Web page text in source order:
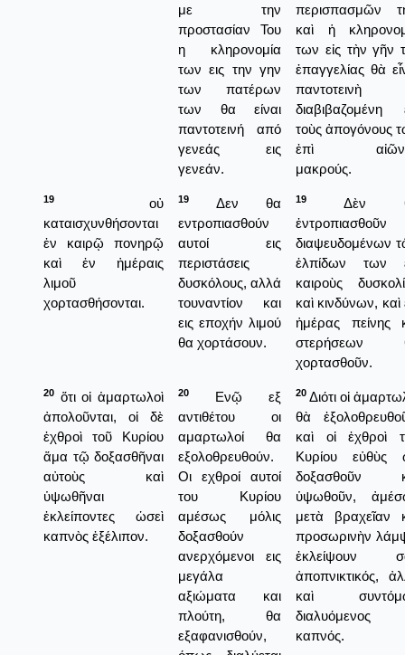
με την
προστασίαν Του
η κληρονομία
των εις την γην
των πατέρων
των θα είναι
παντοτεινή από
γενεάς εις
γενεάν.
περισπασμῶν
καὶ ἡ
των εἰς τὴν γῆν
ἐπαγγελίας θὰ
παντοτεινὴ
διαβιβαζομένη
τοὺς ἀπογόνους
ἐπὶ
μακρούς.
19
οὐ
καταισχυνθήσονται
ἐν καιρῷ πονηρῷ
καὶ ἐν ἡμέραις
λιμοῦ
χορτασθήσονται.
19
Δεν θα
εντροπιασθούν
αυτοί εις
περιστάσεις
δυσκόλους, αλλά
τουναντίον και
εις εποχήν λιμού
θα χορτάσουν.
19
Δὲν
ἐντροπιασθοῦν
διαψευδομένων
ἐλπίδων των
καιροὺς
καὶ κινδύνων, καὶ
ἡμέρας πείνης
στερήσεων
χορτασθοῦν.
20 ὅτι οἱ ἁμαρτωλοὶ
ἀπολοῦνται, οἱ δὲ
ἐχθροὶ τοῦ Κυρίου
ἅμα τῷ δοξασθῆναι
αὐτοὺς καὶ
ὑψωθῆναι
ἐκλείποντες ὡσεὶ
καπνὸς ἐξέλιπον.
20
Ενῷ εξ
αντιθέτου οι
αμαρτωλοί θα
εξολοθρευθούν.
Οι εχθροί αυτοί
του Κυρίου
αμέσως μόλις
δοξασθούν
ανερχόμενοι εις
μεγάλα
αξιώματα και
πλούτη, θα
εξαφανισθούν,
20 Διότι οἱ
θὰ
καὶ οἱ ἐχθροὶ
Κυρίου εὐθὺς
δοξασθοῦν
ὑψωθοῦν,
μετὰ βραχεῖαν
προσωρινὴν
ἐκλείψουν
ἀποπνικτικός,
καὶ
διαλυόμενος
καπνός.